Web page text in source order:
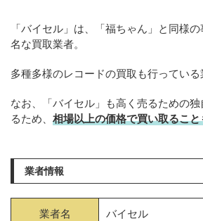
「バイセル」は、「福ちゃん」と同様
名な買取業者。
多種多様のレコードの買取も行っている
なお、「バイセル」も高く売るための
るため、 相場以上の価格で買い取るこ
業者情報
業者名 バイセル